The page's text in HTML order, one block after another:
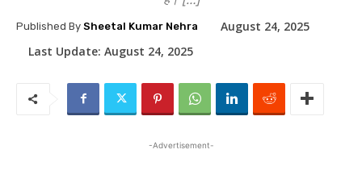
Published By Sheetal Kumar Nehra
August 24, 2025
Last Update: August 24, 2025
-Advertisement-